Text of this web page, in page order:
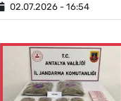
02.07.2026 - 16:54